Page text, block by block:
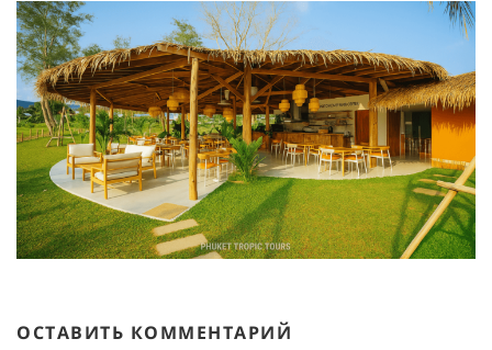
ОСТАВИТЬ КОММЕНТАРИЙ